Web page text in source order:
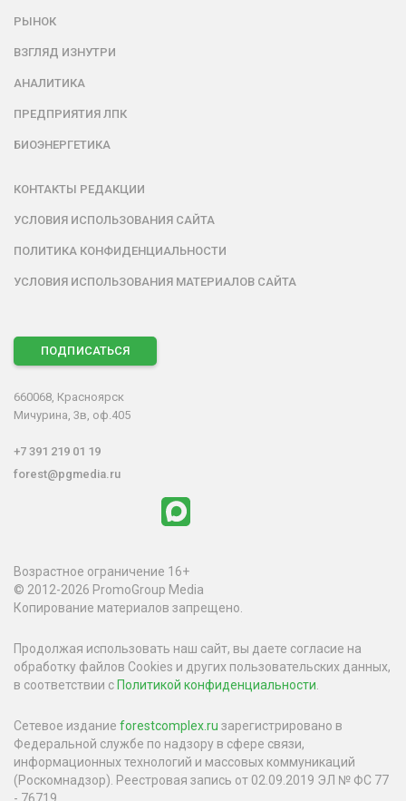
РЫНОК
ВЗГЛЯД ИЗНУТРИ
АНАЛИТИКА
ПРЕДПРИЯТИЯ ЛПК
БИОЭНЕРГЕТИКА
КОНТАКТЫ РЕДАКЦИИ
УСЛОВИЯ ИСПОЛЬЗОВАНИЯ САЙТА
ПОЛИТИКА КОНФИДЕНЦИАЛЬНОСТИ
УСЛОВИЯ ИСПОЛЬЗОВАНИЯ МАТЕРИАЛОВ САЙТА
ПОДПИСАТЬСЯ
660068, Красноярск
Мичурина, 3в, оф.405
+7 391 219 01 19
forest@pgmedia.ru
Возрастное ограничение 16+
© 2012-2026 PromoGroup Media
Копирование материалов запрещено.
Продолжая использовать наш сайт, вы даете согласие на
обработку файлов Cookies и других пользовательских данных,
в соответствии сПолитикой конфиденциальности
Сетевое издание forestcomplex.ru зарегистрировано в
Федеральной службе по надзору в сфере связи,
информационных технологий и массовых коммуникаций
(Роскомнадзор). Реестровая запись от 02.09.2019 ЭЛ № ФС 77
- 76719.